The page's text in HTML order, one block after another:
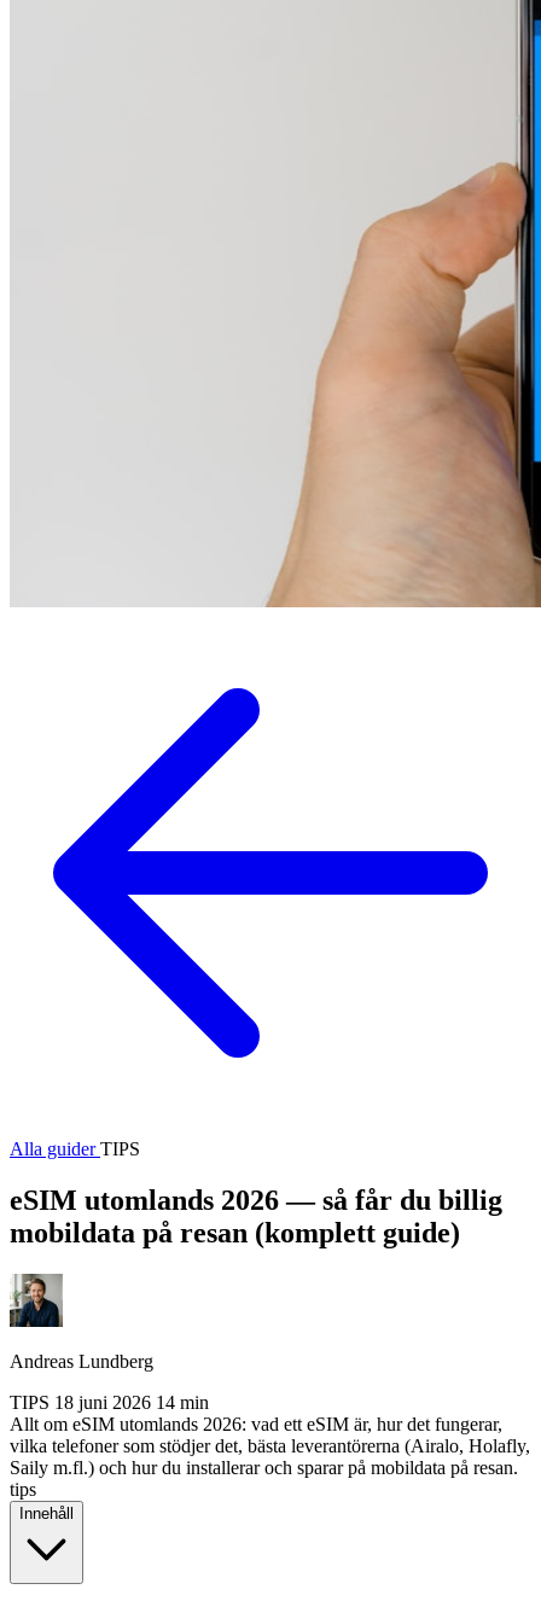
Alla guiderTIPS
eSIM utomlands 2026 — så får du billig
mobildata på resan (komplett guide)
Andreas Lundberg
TIPS 18 juni 2026 14 min
Allt om eSIM utomlands 2026: vad ett eSIM är, hur det fungerar,
vilka telefoner som stödjer det, bästa leverantörerna (Airalo, Holafly,
Saily m.fl.) och hur du installerar och sparar på mobildata på resan.
tips
Innehåll